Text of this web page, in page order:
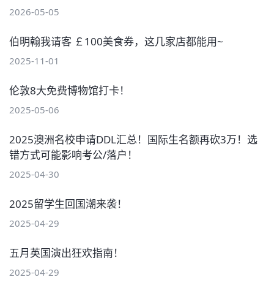
2026-05-05
伯明翰我请客 ￡100美食券，这几家店都能用~
2025-11-01
伦敦8大免费博物馆打卡！
2025-05-06
2025澳洲名校申请DDL汇总！国际生名额再砍3万！选
错方式可能影响考公/落户！
2025-04-30
2025留学生回国潮来袭！
2025-04-29
五月英国演出狂欢指南！
2025-04-29